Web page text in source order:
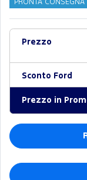
PRONTA CONSEGNA
Prezzo
Sconto Ford
Prezzo in